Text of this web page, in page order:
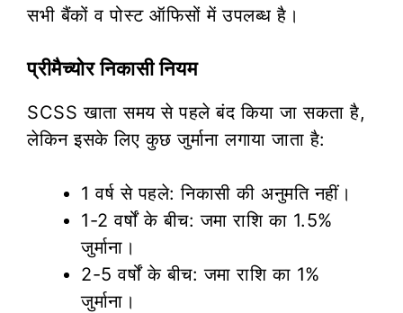
सभी बैंकों व पोस्ट ऑफिसों में उपलब्ध है।
प्रीमैच्योर निकासी नियम
SCSS खाता समय से पहले बंद किया जा सकता है,
लेकिन इसके लिए कुछ जुर्माना लगाया जाता है:
1 वर्ष से पहले: निकासी की अनुमति नहीं।
1-2 वर्षों के बीच: जमा राशि का 1.5%
जुर्माना।
2-5 वर्षों के बीच: जमा राशि का 1%
जुर्माना।